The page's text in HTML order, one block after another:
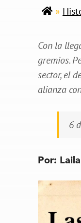
»
Con la
gremios.
sector, el
alianza
6
Por: